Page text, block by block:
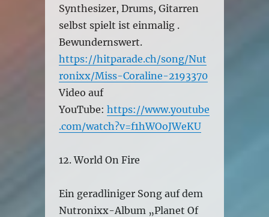
Synthesizer, Drums, Gitarren
selbst spielt ist einmalig .
Bewundernswert.
https://hitparade.ch/song/Nut
ronixx/Miss-Coraline-2193370
Video auf
YouTube: https://www.youtube
.com/watch?v=f1hWOoJWeKU
12. World On Fire
Ein geradliniger Song auf dem
Nutronixx-Album „Planet Of